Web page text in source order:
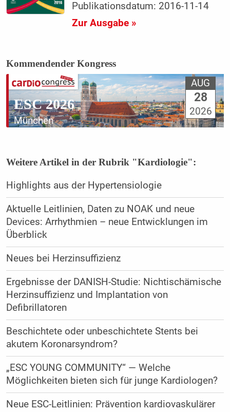
Publikationsdatum: 2016-11-14
Zur Ausgabe »
Kommendender Kongress
ESC 2026
München
AUG
28
2026
Weitere Artikel in der Rubrik "Kardiologie":
Highlights aus der Hypertensiologie
Aktuelle Leitlinien, Daten zu NOAK und neue
Devices: Arrhythmien – neue Entwicklungen im
Überblick
Neues bei Herzinsuffizienz
Ergebnisse der DANISH-Studie: Nichtischämische
Herzinsuffizienz und Implantation von
Defibrillatoren
Beschichtete oder unbeschichtete Stents bei
akutem Koronarsyndrom?
„ESC YOUNG COMMUNITY“ — Welche
Möglichkeiten bieten sich für junge Kardiologen?
Neue ESC-Leitlinien: Prävention kardiovaskulärer